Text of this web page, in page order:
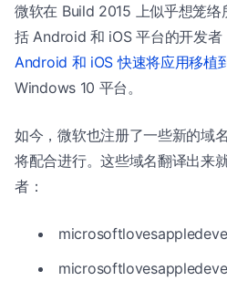
微软在 Build 2015 上似乎想笼
括 Android 和 iOS 平台的开发者
Android 和 iOS 快速将应用移植
Windows 10 平台。
如今，微软也注册了一些新的域
将配合进行。这些域名翻译出来
者：